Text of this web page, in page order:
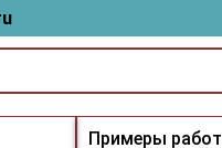
Примеры работ